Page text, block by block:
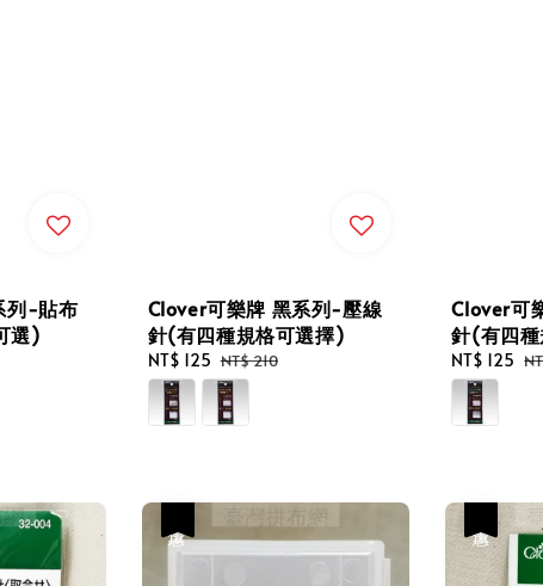
列-貼布
選)
Clover可樂牌 黑系列-壓線
針(有四種規格可選擇)
Sale
price
NT$ 125 Regular
price
NT$ 210
Clover可
針(有四
Sale
price
NT$ 125